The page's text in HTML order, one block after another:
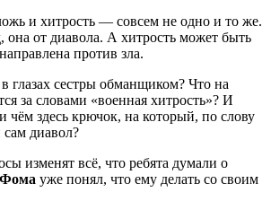
и хитрость — совсем не одно и то же.
она от диавола. А хитрость может быть
против зла.
в глазах сестры обманщиком? Что на
за словами «военная хитрость»? И
чём здесь крючок, на который, по слову
диавол?
изменят всё, что ребята думали о
Фома уже понял, что ему делать со своим